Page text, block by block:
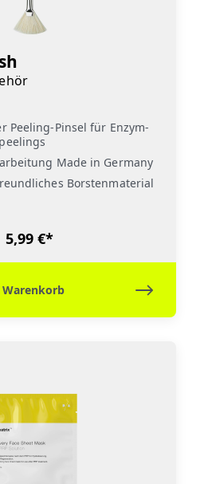
Peeling-Pinsel für Enzym-
Made in Germany
Borstenmaterial
5,99 €*